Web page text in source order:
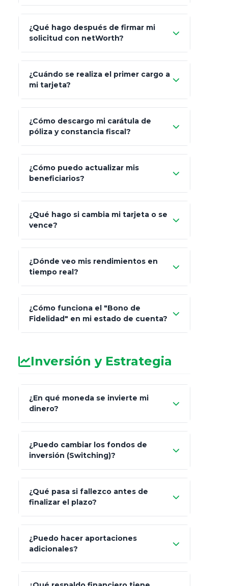
App Store (iOS) Google Play
Bienvenida
"¿Aún no tienes cuenta?
Regístrate"
¿Qué hago después de firmar mi
solicitud con netWorth?
¿Cuándo se realiza el primer cargo a
mi tarjeta?
¿Cómo descargo mi carátula de
póliza y constancia fiscal?
"Mis Pólizas" > "Documentos"
¿Cómo puedo actualizar mis
beneficiarios?
¿Qué hago si cambia mi tarjeta o se
vence?
"Link
de Cobro Seguro"
¿Dónde veo mis rendimientos en
tiempo real?
¿Cómo funciona el "Bono de
Fidelidad" en mi estado de cuenta?
Inversión y Estrategia
¿En qué moneda se invierte mi
dinero?
inflación), Dólares o Euros
¿Puedo cambiar los fondos de
inversión (Switching)?
"Switching" (cambio de fondos)
¿Qué pasa si fallezco antes de
finalizar el plazo?
100% a tus
beneficiarios designados
¿Puedo hacer aportaciones
adicionales?